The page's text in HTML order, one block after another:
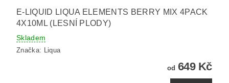
E-LIQUID LIQUA ELEMENTS BERRY MIX 4PACK
4X10ML (LESNÍ PLODY)
Skladem
Značka: Liqua
od 649 Kč